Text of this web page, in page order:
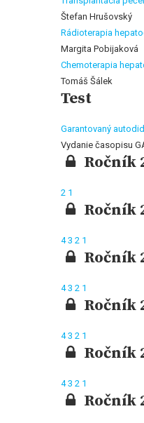
Štefan Hrušovský
Rádioterapia
Margita Pobijaková
Chemoterapia
Tomáš Šálek
Test
Garantovaný
Vydanie časopisu
Ročník
2 1
Ročník
43 2 1
Ročník
43 2 1
Ročník
43 2 1
Ročník
43 2 1
Ročník